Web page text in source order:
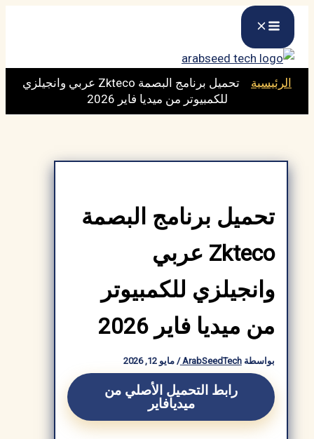
تخطي
إلى
المحتوى
الرئيسية
تحميل برنامج البصمة Zkteco عربي وانجيلزي
للكمبيوتر من ميديا فاير 2026
تحميل برنامج البصمة
Zkteco عربي
وانجيلزي للكمبيوتر
من ميديا فاير 2026
بواسطة ArabSeedTech
/مايو 12, 2026
رابط التحميل الأصلي من
ميديافاير